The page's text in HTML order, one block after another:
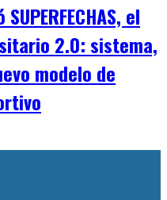
el
2.0: sistema,
modelo de